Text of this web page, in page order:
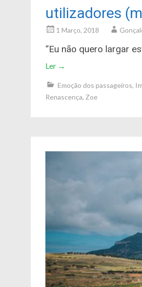
utilizadores
1 Março, 2018
“Eu não quero largar
Ler →
Emoção dos passageiros,
Renascença, Zoe